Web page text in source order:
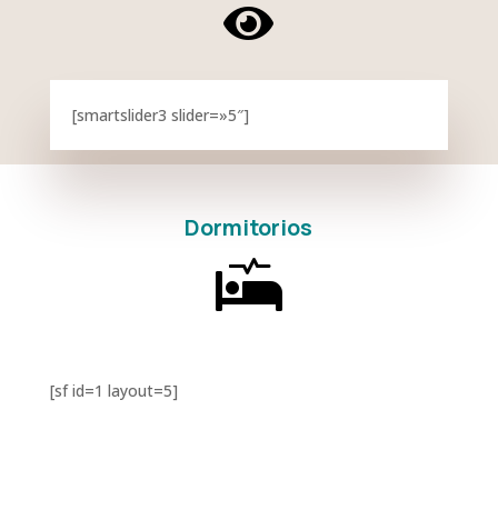

[smartslider3 slider=»5″]
Dormitorios

[sf id=1 layout=5]